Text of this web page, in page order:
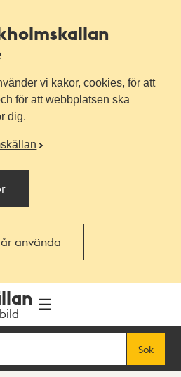
vi kakor, cookies, för att
för att webbplatsen ska
dig.
använda
Sök